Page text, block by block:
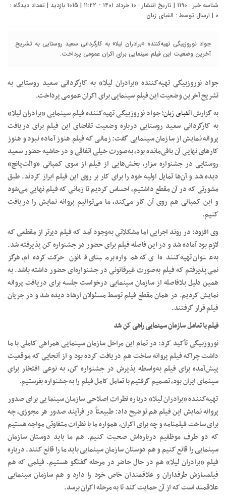
شناسه خبر : 1190 | تاریخ انتشار : ۱۰ خرداد ۱۴۰۱ - ۱۱:۲۲ | 1015 بازدید | تعداد دیدگاه :
0 | ارسال توسط : الفبای زبان
جواد نوروزبیگی تهیه‌کننده «برادران لیلا» به کارگردانی سعید روستایی به تشریح
آخرین وضعیت این فیلم سینمایی برای اکران عمومی پرداخت.
جواد نوروزبیگی تهیه‌کننده «برادران لیلا» به کارگردانی سعید روستایی به
تشریح آخرین وضعیت این فیلم سینمایی برای اکران عمومی پرداخت.
به گزارشالفبای زبان؛جواد نوروزبیگی تهیه‌کننده فیلم سینمایی «برادران لیلا»
به کارگردانی سعید روستایی درباره وضعیت تقاضای این فیلم برای دریافت
پروانه نمایش از سازمان سینمایی گفت: زمانی که فیلم هنوز آماده نبود و هنوز
کارهای نهایی آن باقی‌مانده بود، به‌صورت خیلی اتفاقی و در حاشیه حضور سعید
روستایی در جشنواره سزار، بخش‌هایی از فیلم از سوی کمپانی «والت‌پانچ»
دیده شد و آن‌ها تمایل اولیه خود را برای کار بر روی این فیلم ابراز کردند. طبق
مشورتی که در آن مقطع داشتیم، احساس کردیم تا زمانی که فیلم نهایی می‌شود
و این کمپانی هم روی آن کار می‌کند، ما می‌توانیم پروانه نمایش را دریافت
کنیم.
وی افزود: در روند اجرایی اما مشکلاتی به‌وجود آمد که فیلم دیرتر از مقطعی که
لازم بود آماده شد و در این فاصله فیلم برای حضور در جشنواره کن پذیرفته شد.
به‌عنوان تهیه‌کننده‌ای که همواره برمبنای قانون حرکت کرده‌ام، هرگز
نمی‌پذیرفتم که فیلم به‌صورت غیرقانونی در جشنواره‌ای حضور داشته باشد. به
همین دلیل بلافاصله از سازمان سینمایی درخواست جلسه برای دریافت پروانه
نمایش کردیم. در همان مقطع فیلم توسط مسئولان ارشاد دیده شد و در جریان
فیلم قرار گرفتند.
فیلم با تعامل سازمان سینمایی راهی کن شد
نوروزبیگی تأکید کرد: در تمام این مراحل سازمان سینمایی همراهی کاملی با ما
داشت چراکه فیلم پروانه ساخت هم دریافت کرده بود و از آنجایی که موقعیت
پیش‌آمده برای فیلم به‌واسطه پذیرش در جشنواره کن، به نوعی افتخار برای
سینمای ایران بود، تصمیم گرفتیم با تعامل کامل فیلم را به جشنواره بفرستیم.
تهیه‌کننده «برادران لیلا» درباره نظرات اصلاحی سازمان سینمایی برای صدور
پروانه نمایش این فیلم هم توضیح داد: طبیعتاً در فرآیند صدور هر مجوزی، چه
برای ساخت فیلمنامه و چه برای اکران، همواره ما با نظرات متفاوتی مواجه هستیم
که دو طرف موظفیم درباره‌اش صحبت کنیم. هم ما باید دوستان سازمان
سینمایی را قانع کنیم و هم دوستان سازمان سینمایی باید ما را قانع کنند. درباره
فیلم «برادران لیلا» هم در حال حاضر در مرحله گفتگو هستیم. فیلمی که هم
فیلمسازش طرفداران و علاقمندان خاص خود را دارد و هم سازمان سینمایی
علاقمند است که از آن حمایت کند تا به مرحله اکران برسد.